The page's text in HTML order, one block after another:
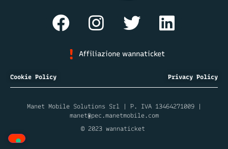
Affiliazione wannaticket
Cookie Policy Privacy Policy
Manet Mobile Solutions Srl | P. IVA 13464271009 |
manet@pec.manetmobile.com
© 2023 wannaticket